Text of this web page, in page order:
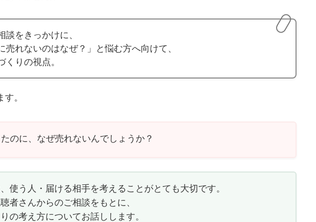
をきっかけに、
売れないのはなぜ？」と悩む方へ向けて、
りの視点。
。
のに、なぜ売れないんでしょうか？
使う人・届ける相手を考えることがとても大切です。
者さんからのご相談をもとに、
の考え方についてお話しします。